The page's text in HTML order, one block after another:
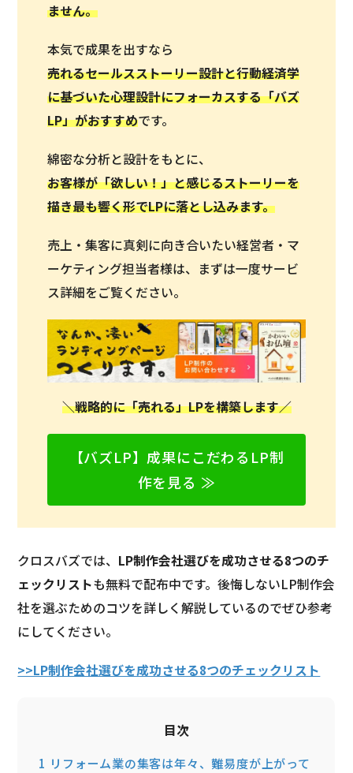
ません。
本気で成果を出すなら
売れるセールスストーリー設計と行動経済学
に基づいた心理設計にフォーカスする「バズ
LP」がおすすめです。
綿密な分析と設計をもとに、
お客様が「欲しい！」と感じるストーリーを
描き最も響く形でLPに落とし込みます。
売上・集客に真剣に向き合いたい経営者・マ
ーケティング担当者様は、まずは一度サービ
ス詳細をご覧ください。
＼戦略的に「売れる」LPを構築します／
【バズLP】成果にこだわるLP制
作を見る ≫
クロスバズでは、 LP制作会社選びを成功させる8つのチ
ェックリストも無料で配布中です。後悔しないLP制作会
社を選ぶためのコツを詳しく解説しているのでぜひ参考
にしてください。
>>LP制作会社選びを成功させる8つのチェックリスト
目次
1 リフォーム業の集客は年々、難易度が上がって